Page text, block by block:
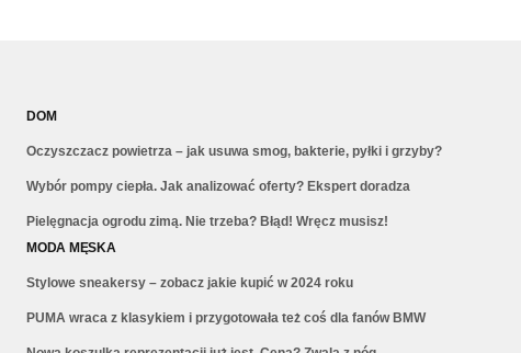
DOM
Oczyszczacz powietrza – jak usuwa smog, bakterie, pyłki i grzyby?
Wybór pompy ciepła. Jak analizować oferty? Ekspert doradza
Pielęgnacja ogrodu zimą. Nie trzeba? Błąd! Wręcz musisz!
MODA MĘSKA
Stylowe sneakersy – zobacz jakie kupić w 2024 roku
PUMA wraca z klasykiem i przygotowała też coś dla fanów BMW